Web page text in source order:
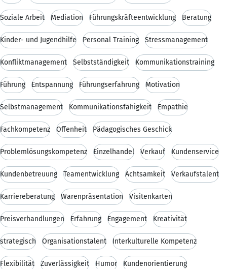
Soziale Arbeit Mediation Führungskräfteentwicklung Beratung
Kinder- und Jugendhilfe Personal Training Stressmanagement
Konfliktmanagement Selbstständigkeit Kommunikationstraining
Führung Entspannung Führungserfahrung Motivation
Selbstmanagement Kommunikationsfähigkeit Empathie
Fachkompetenz Offenheit Pädagogisches Geschick
Problemlösungskompetenz Einzelhandel Verkauf Kundenservice
Kundenbetreuung Teamentwicklung Achtsamkeit Verkaufstalent
Karriereberatung Warenpräsentation Visitenkarten
Preisverhandlungen Erfahrung Engagement Kreativität
strategisch Organisationstalent Interkulturelle Kompetenz
Flexibilität Zuverlässigkeit Humor Kundenorientierung